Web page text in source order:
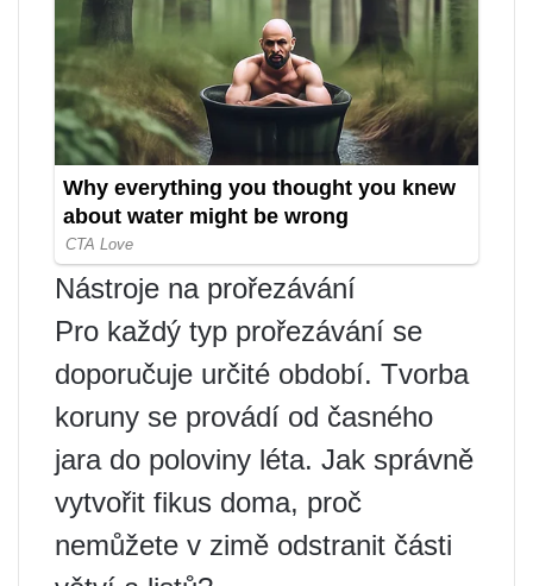
Nástroje na prořezávání
Pro každý typ prořezávání se
doporučuje určité období. Tvorba
koruny se provádí od časného
jara do poloviny léta. Jak správně
vytvořit fikus doma, proč
nemůžete v zimě odstranit části